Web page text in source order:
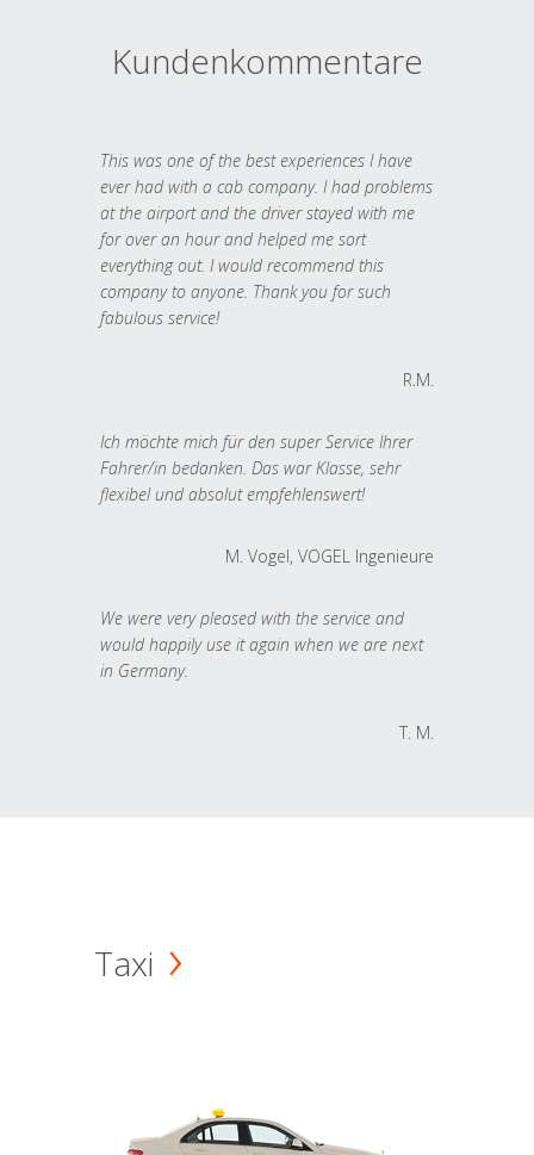
Kundenkommentare
This was one of the best experiences I have
ever had with a cab company. I had problems
at the airport and the driver stayed with me
for over an hour and helped me sort
everything out. I would recommend this
company to anyone. Thank you for such
fabulous service!
R.M.
Ich möchte mich für den super Service Ihrer
Fahrer/in bedanken. Das war Klasse, sehr
flexibel und absolut empfehlenswert!
M. Vogel, VOGEL Ingenieure
We were very pleased with the service and
would happily use it again when we are next
in Germany.
T. M.
Taxi